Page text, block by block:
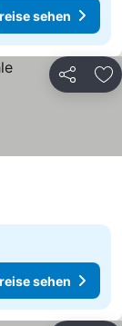
sehen
Teilen
sehen